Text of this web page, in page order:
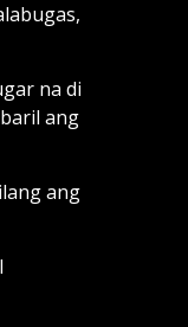
na di
ang
ang